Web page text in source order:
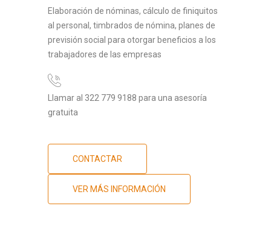
Elaboración de nóminas, cálculo de finiquitos
al personal, timbrados de nómina, planes de
previsión social para otorgar beneficios a los
trabajadores de las empresas
Llamar al 322 779 9188 para una asesoría
gratuita
CONTACTAR
VER MÁS INFORMACIÓN